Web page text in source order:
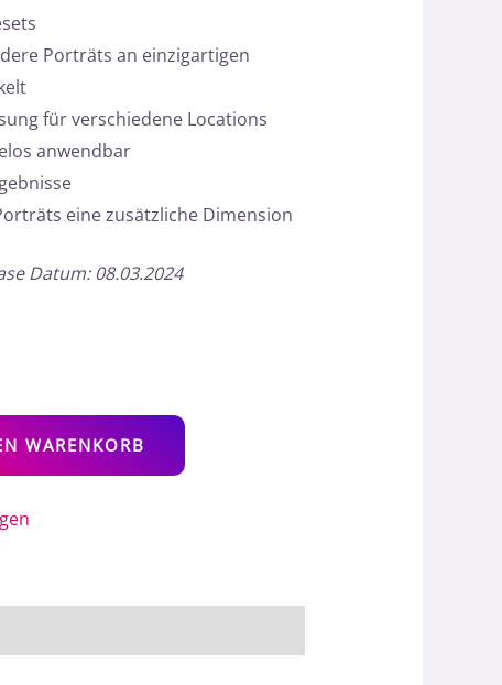
Porträts an einzigartigen
für verschiedene Locations
anwendbar
eine zusätzliche Dimension
Datum: 08.03.2024
WARENKORB